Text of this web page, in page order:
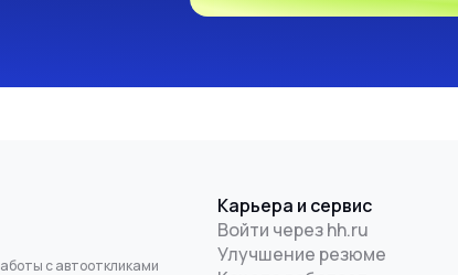
с автооткликами
Карьера и сервис
Войти через hh.ru
Улучшение резюме